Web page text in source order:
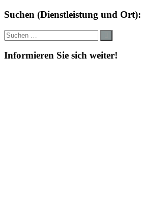
Suchen (Dienstleistung und Ort):
Suche
nach:
Informieren Sie sich weiter!